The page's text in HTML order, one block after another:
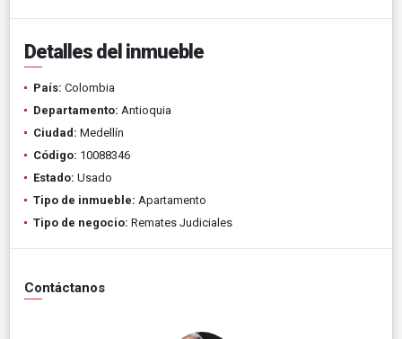
Detalles del inmueble
País: Colombia
Departamento: Antioquia
Ciudad: Medellín
Código: 10088346
Estado: Usado
Tipo de inmueble: Apartamento
Tipo de negocio: Remates Judiciales
Contáctanos